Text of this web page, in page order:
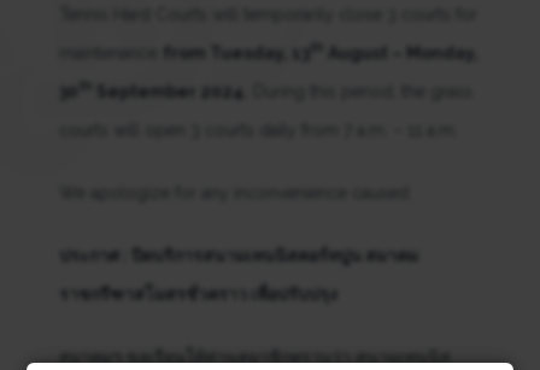
from Tuesday, 13
August – Monday,
September 2024.
ประกาศ : ปิดบริการสนามเทนนิสคอร์ทปูน สมาคม
ราชกรีฑาสโมสรชั่วคราว เพื่อปรับปรุง